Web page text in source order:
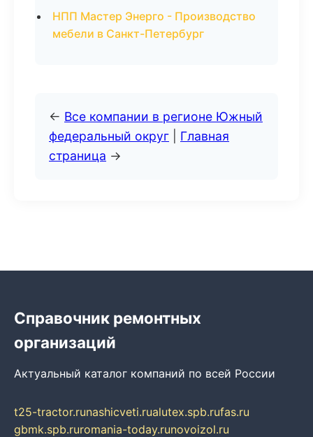
НПП Мастер Энерго - Производство
мебели в Санкт-Петербург
← Все компании в регионе Южный
федеральный округ
Главная
страница →
Справочник ремонтных
организаций
Актуальный каталог компаний по всей России
t25-tractor.runashicveti.rualutex.spb.rufas.ru
gbmk.spb.ruromania-today.runovoizol.ru